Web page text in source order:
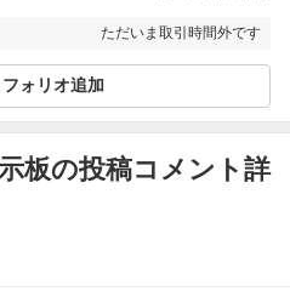
ただいま取引時間外です
ォリオ追加
板の投稿コメント詳